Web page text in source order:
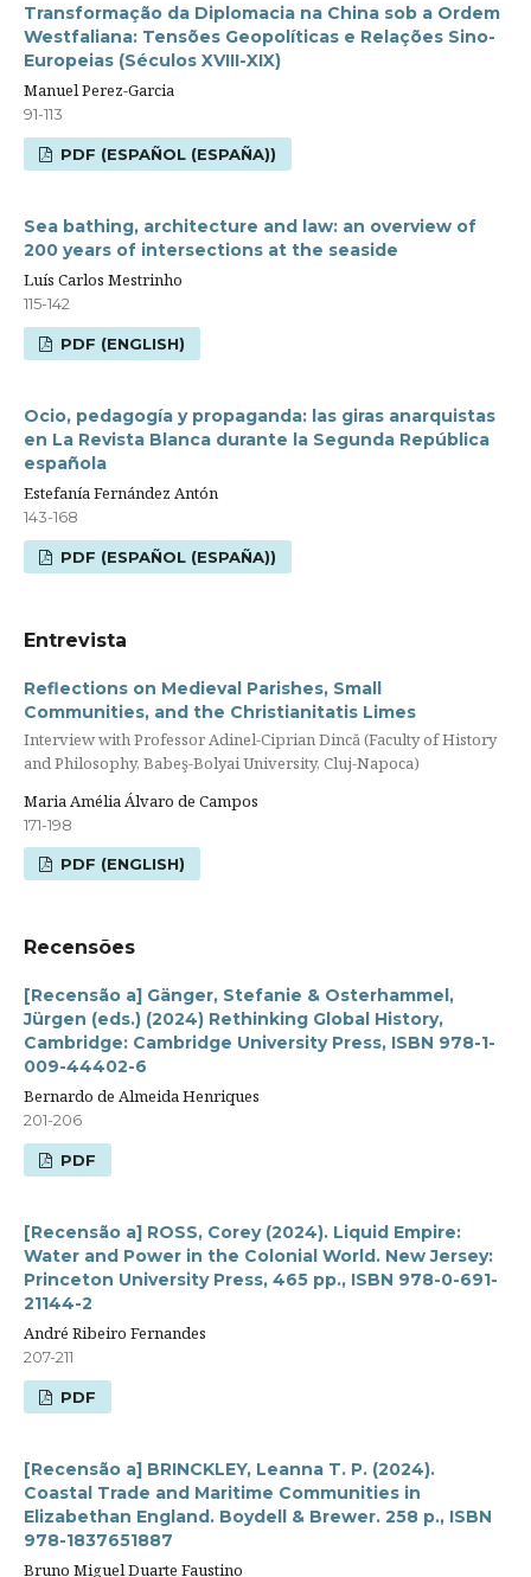
Transformação da Diplomacia na China sob a Ordem
Westfaliana: Tensões Geopolíticas e Relações Sino-
Europeias (Séculos XVIII-XIX)
Manuel Perez-Garcia
91-113
PDF (ESPAÑOL (ESPAÑA))
Sea bathing, architecture and law: an overview of
200 years of intersections at the seaside
Luís Carlos Mestrinho
115-142
PDF (ENGLISH)
Ocio, pedagogía y propaganda: las giras anarquistas
en La Revista Blanca durante la Segunda República
española
Estefanía Fernández Antón
143-168
PDF (ESPAÑOL (ESPAÑA))
Entrevista
Reflections on Medieval Parishes, Small
Communities, and the Christianitatis Limes
Interview with Professor Adinel-Ciprian Dincă (Faculty of History
and Philosophy, Babeş-Bolyai University, Cluj-Napoca)
Maria Amélia Álvaro de Campos
171-198
PDF (ENGLISH)
Recensões
[Recensão a] Gänger, Stefanie & Osterhammel,
Jürgen (eds.) (2024) Rethinking Global History,
Cambridge: Cambridge University Press, ISBN 978-1-
009-44402-6
Bernardo de Almeida Henriques
201-206
PDF
[Recensão a] ROSS, Corey (2024). Liquid Empire:
Water and Power in the Colonial World. New Jersey:
Princeton University Press, 465 pp., ISBN 978-0-691-
21144-2
André Ribeiro Fernandes
207-211
PDF
[Recensão a] BRINCKLEY, Leanna T. P. (2024).
Coastal Trade and Maritime Communities in
Elizabethan England. Boydell & Brewer. 258 p., ISBN
978-1837651887
Bruno Miguel Duarte Faustino